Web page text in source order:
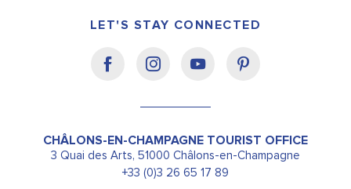
LET'S STAY CONNECTED
CHÂLONS-EN-CHAMPAGNE TOURIST OFFICE
3 Quai des Arts, 51000 Châlons-en-Champagne
+33 (0)3 26 65 17 89